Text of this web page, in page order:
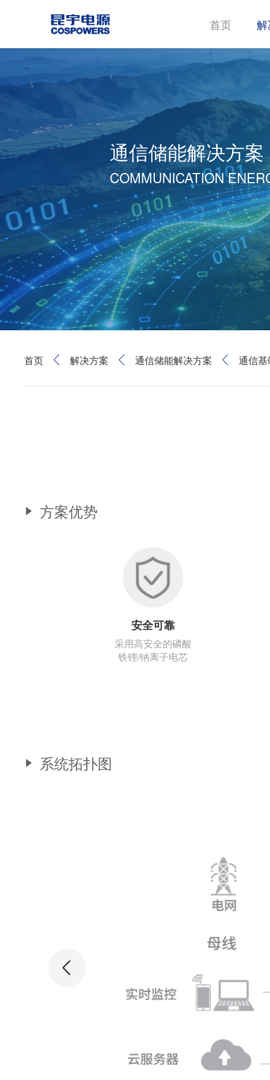
首页
通信储能解决方案
COMMUNICATION
首页 解决方案 通信储能解决方案 通信
方案优势
安全可靠
采用高安全的磷酸
铁锂/钠离子电芯
系统拓扑图